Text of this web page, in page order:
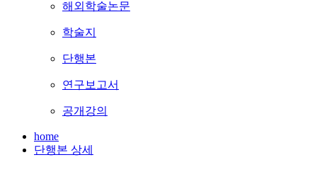
해외학술논문
학술지
단행본
연구보고서
공개강의
home
단행본 상세